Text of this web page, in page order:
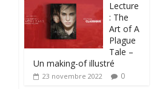
Lecture
: The
Art of A
Plague
Tale –
Un making-of illustré
23 novembre 2022 0